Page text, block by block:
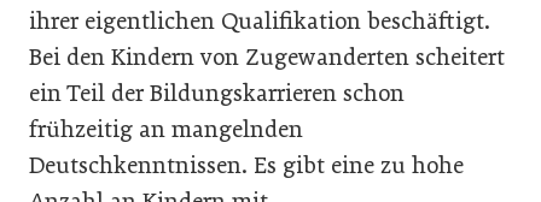
ihrer eigentlichen Qualifikation beschäftigt.
Bei den Kindern von Zugewanderten scheitert
ein Teil der Bildungskarrieren schon
frühzeitig an mangelnden
Deutschkenntnissen. Es gibt eine zu hohe